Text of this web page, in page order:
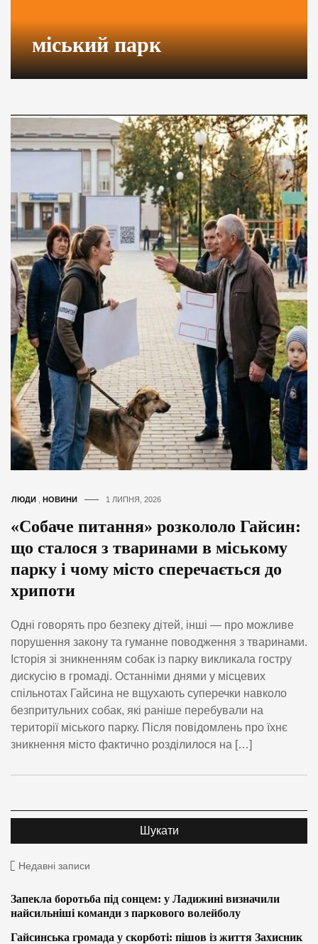
міський парк
ЛЮДИ НОВИНИ 1 ЛИПНЯ, 2026
«Собаче питання» розкололо Гайсин:
що сталося з тваринами в міському
парку і чому місто сперечається до
хрипоти
Одні говорять про безпеку дітей, інші — про можливе
порушення закону та гуманне поводження з тваринами.
Історія зі зникненням собак із парку викликала гостру
дискусію в громаді. Останніми днями у місцевих
спільнотах Гайсина не вщухають суперечки навколо
безпритульних собак, які раніше перебували на
території міського парку. Після повідомлень про їхнє
зникнення місто фактично розділилося на […]
Недавні записи
Запекла боротьба під сонцем: у Ладижині визначили
найсильніші команди з паркового волейболу
Гайсинська громада у скорботі: пішов із життя Захисник